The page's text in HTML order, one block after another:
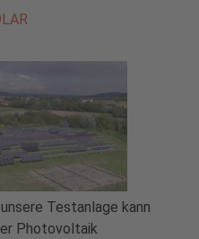
Testanlage kann
Photovoltaik